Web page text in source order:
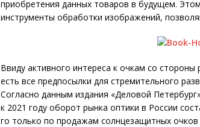
приобретения данных товаров в будущем.
инструменты обработки изображений,
Ввиду активного интереса к очкам со
есть все предпосылки для стремительного
Согласно данным издания «Деловой
к 2021 году оборот рынка оптики в России
го только по продажам солнцезащитных очков